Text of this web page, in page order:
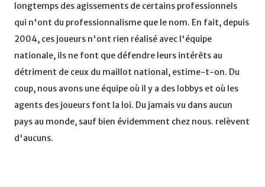
longtemps des agissements de certains professionnels
qui n'ont du professionnalisme que le nom. En fait, depuis
2004, ces joueurs n'ont rien réalisé avec l'équipe
nationale, ils ne font que défendre leurs intérêts au
détriment de ceux du maillot national, estime-t-on. Du
coup, nous avons une équipe où il y a des lobbys et où les
agents des joueurs font la loi. Du jamais vu dans aucun
pays au monde, sauf bien évidemment chez nous. relèvent
d'aucuns.